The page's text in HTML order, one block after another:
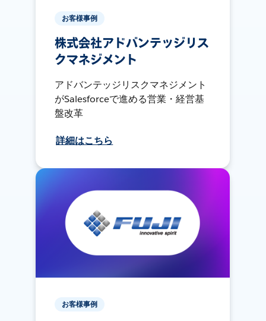
お客様事例
株式会社アドバンテッジリス
クマネジメント
アドバンテッジリスクマネジメント
がSalesforceで進める営業・経営基
盤改革
詳細はこちら
お客様事例